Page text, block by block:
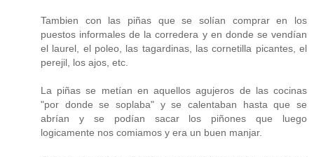
Tambien con las piñas que se solían comprar en los
puestos informales de la corredera y en donde se vendían
el laurel, el poleo, las tagardinas, las cornetilla picantes, el
perejil, los ajos, etc.
La piñas se metían en aquellos agujeros de las cocinas
"por donde se soplaba" y se calentaban hasta que se
abrían y se podían sacar los piñones que luego
logicamente nos comiamos y era un buen manjar.